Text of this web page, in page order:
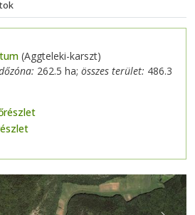
(Aggteleki-karszt)
262.5 ha; összes terület: 486.3